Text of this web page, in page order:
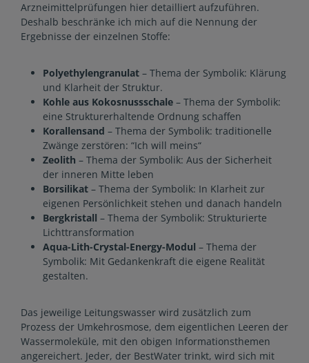
Arzneimittelprüfungen hier detailliert aufzuführen.
Deshalb beschränke ich mich auf die Nennung der
Ergebnisse der einzelnen Stoffe:
Polyethylengranulat – Thema der Symbolik: Klärung
und Klarheit der Struktur.
Kohle aus Kokosnussschale – Thema der Symbolik:
eine Strukturerhaltende Ordnung schaffen
Korallensand – Thema der Symbolik: traditionelle
Zwänge zerstören: “Ich will meins“
Zeolith – Thema der Symbolik: Aus der Sicherheit
der inneren Mitte leben
Borsilikat – Thema der Symbolik: In Klarheit zur
eigenen Persönlichkeit stehen und danach handeln
Bergkristall – Thema der Symbolik: Strukturierte
Lichttransformation
Aqua-Lith-Crystal-Energy-Modul – Thema der
Symbolik: Mit Gedankenkraft die eigene Realität
gestalten.
Das jeweilige Leitungswasser wird zusätzlich zum
Prozess der Umkehrosmose, dem eigentlichen Leeren der
Wassermoleküle, mit den obigen Informationsthemen
angereichert. Jeder, der BestWater trinkt, wird sich mit